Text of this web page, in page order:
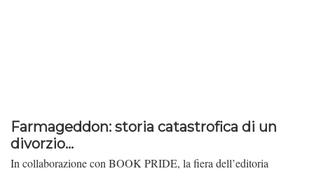
Farmageddon: storia catastrofica di un
divorzio...
In collaborazione con BOOK PRIDE, la fiera dell’editoria